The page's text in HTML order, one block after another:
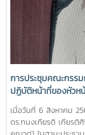
การประชุมคณะกรร
ปฏิบัติหน้าที่ของหัวห
2569 ครั้งที่ 3/2569
เมื่อวันที่ 6 สิงหาคม
ดร.ทนงเกียรติ เกียรติ